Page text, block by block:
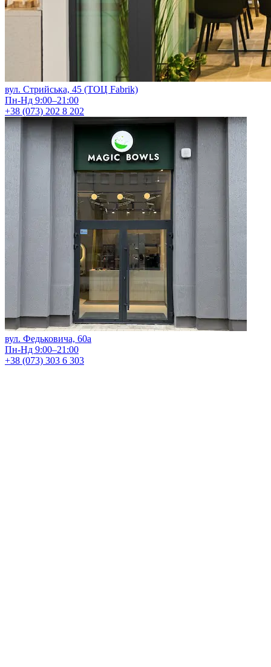
вул. Стрийська, 45 (ТОЦ Fabrik)
Пн-Нд 9:00–21:00
+38 (073) 202 8 202
вул. Федьковича, 60а
Пн-Нд 9:00–21:00
+38 (073) 303 6 303